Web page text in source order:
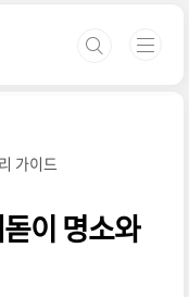
가이드
이 명소와